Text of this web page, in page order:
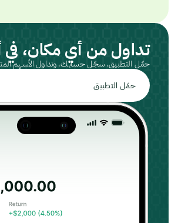
تداول من أي مكان،
حمّل التطبيق، سجّل حسابك، وتداول الأسهم
حمّل التطبيق